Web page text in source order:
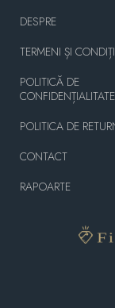
DESPRE
TERMENI ȘI
POLITICĂ DE
CONFIDENȚIALITATE
POLITICA DE
CONTACT
RAPOARTE